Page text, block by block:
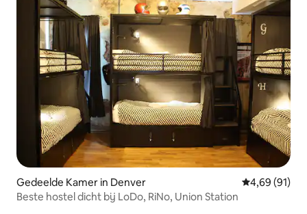
Gedeelde Kamer in Denver Gemiddelde
4,69 (91)
Beste hostel dicht bij LoDo, RiNo, Union Station